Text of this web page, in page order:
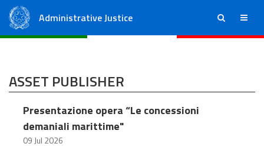
Administrative Justice ricerca menu
ASSET PUBLISHER
Presentazione opera “Le concessioni
demaniali marittime"
09 Jul 2026